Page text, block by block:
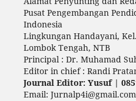
Pusat Pengembangan
Indonesia
Lingkungan Handayani,
Lombok Tengah, NTB
Principal : Dr. Muhamad
Editor in chief : Randi
Journal Editor: Yusuf |
Email: Jurnalp4i@gmail.com